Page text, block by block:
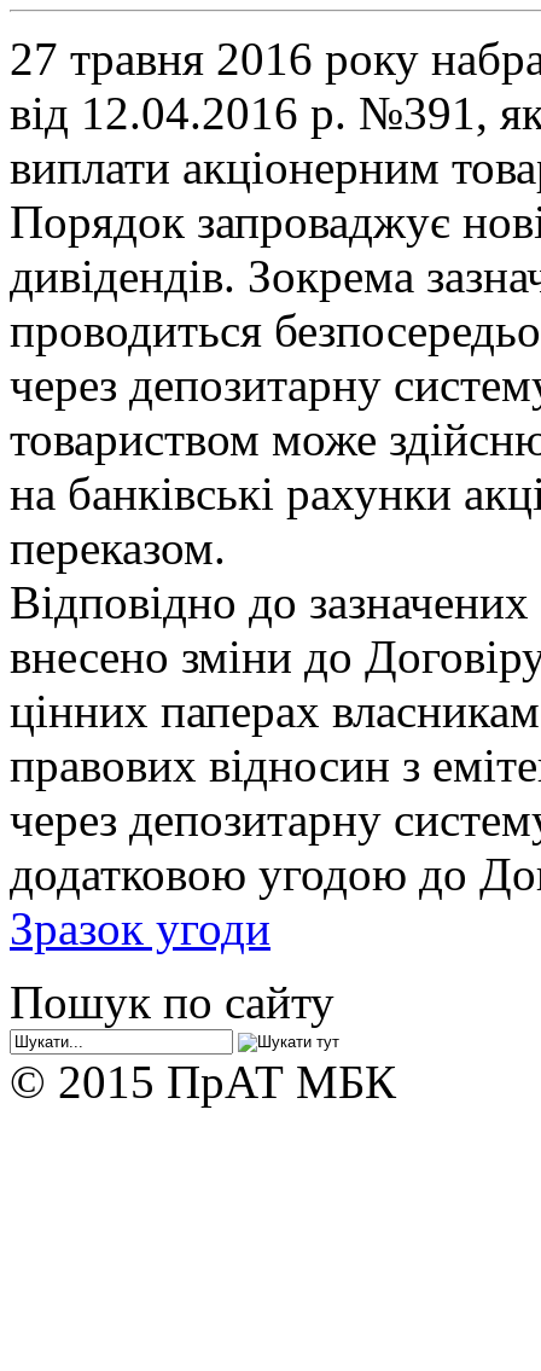
27 травня 2016 року
від 12.04.2016 р. №391,
виплати акціонерним
Порядок запроваджує
дивідендів. Зокрема
проводиться
через депозитарну
товариством може
на банківські рахунки
переказом.
Відповідно до
внесено зміни до
цінних паперах
правових відносин з
через депозитарну
додатковою угодою до
Зразок угоди
Пошук по сайту
© 2015 ПрАТ МБК